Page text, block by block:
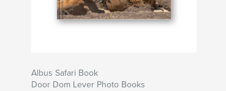
Albus Safari Book
Door Dom Lever Photo Books